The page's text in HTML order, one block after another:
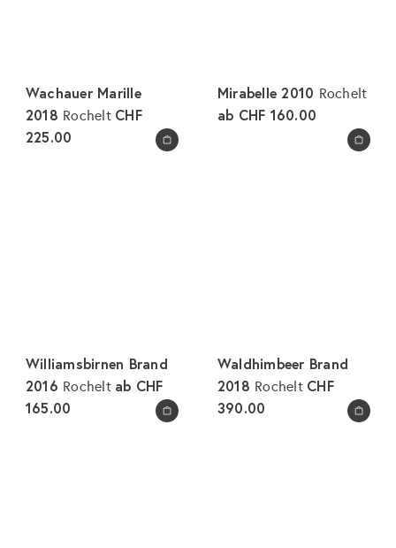
In den Warenkorb legen
Wachauer Marille
2018 Rochelt CHF
225.00
In den Warenkorb legen
Mirabelle 2010 Rochelt
ab CHF 160.00
In den Warenkorb legen
Williamsbirnen Brand
2016 Rochelt ab CHF
165.00
In den Warenkorb legen
Waldhimbeer Brand
2018 Rochelt CHF
390.00